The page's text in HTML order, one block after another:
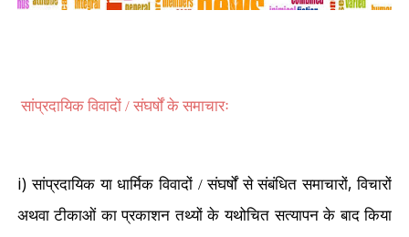
सांप्रदायिक विवादों / संघर्षों के समाचारः
i)सांप्रदायिक या धार्मिक विवादों / संघर्षों से संबंधित समाचारों,विचारों
अथवा टीकाओं का प्रकाशन तथ्यों के यथोचित सत्यापन के बाद किया